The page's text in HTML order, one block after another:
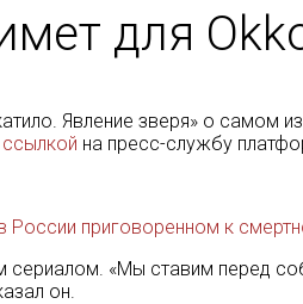
для
Явление зверя» о
на пресс-службу
приговоренном к
«Мы ставим перед
он.